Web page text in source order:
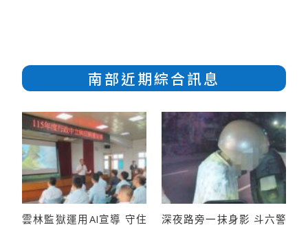
南部近期綜合訊息
雲林監獄運用AI宣導 守住
深夜路旁一抹身影 斗六警